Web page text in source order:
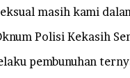
masih kami
Polisi Kekasih
pembunuhan